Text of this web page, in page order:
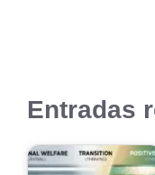
Entradas